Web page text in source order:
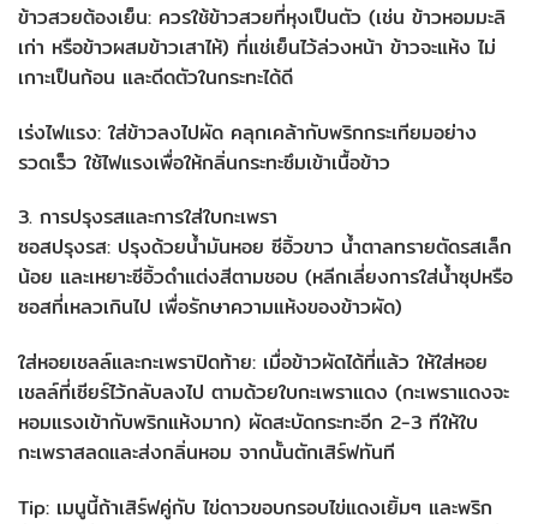
ข้าวสวยต้องเย็น: ควรใช้ข้าวสวยที่หุงเป็นตัว (เช่น ข้าวหอมมะลิ
เก่า หรือข้าวผสมข้าวเสาไห้) ที่แช่เย็นไว้ล่วงหน้า ข้าวจะแห้ง ไม่
เกาะเป็นก้อน และดีดตัวในกระทะได้ดี
เร่งไฟแรง: ใส่ข้าวลงไปผัด คลุกเคล้ากับพริกกระเทียมอย่าง
รวดเร็ว ใช้ไฟแรงเพื่อให้กลิ่นกระทะซึมเข้าเนื้อข้าว
3. การปรุงรสและการใส่ใบกะเพรา
ซอสปรุงรส: ปรุงด้วยน้ำมันหอย ซีอิ้วขาว น้ำตาลทรายตัดรสเล็ก
น้อย และเหยาะซีอิ้วดำแต่งสีตามชอบ (หลีกเลี่ยงการใส่น้ำซุปหรือ
ซอสที่เหลวเกินไป เพื่อรักษาความแห้งของข้าวผัด)
ใส่หอยเชลล์และกะเพราปิดท้าย: เมื่อข้าวผัดได้ที่แล้ว ให้ใส่หอย
เชลล์ที่เซียร์ไว้กลับลงไป ตามด้วยใบกะเพราแดง (กะเพราแดงจะ
หอมแรงเข้ากับพริกแห้งมาก) ผัดสะบัดกระทะอีก 2-3 ทีให้ใบ
กะเพราสลดและส่งกลิ่นหอม จากนั้นตักเสิร์ฟทันที
Tip: เมนูนี้ถ้าเสิร์ฟคู่กับ ไข่ดาวขอบกรอบไข่แดงเยิ้มๆ และพริก